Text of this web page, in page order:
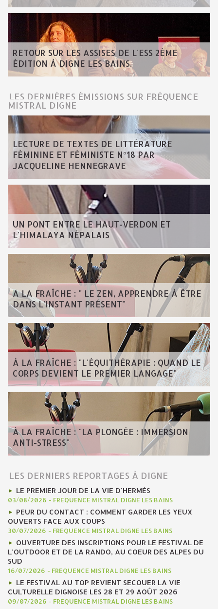
RETOUR SUR LES ASSISES DE L'ESS 2ÈME
ÉDITION À DIGNE LES BAINS.
LES DERNIÈRES ÉMISSIONS SUR FRÉQUENCE
MISTRAL DIGNE
LECTURE DE TEXTES DE LITTÉRATURE
FÉMININE ET FÉMINISTE N°18 PAR
JACQUELINE HENNEGRAVE
UN PONT ENTRE LE HAUT-VERDON ET
L'HIMALAYA NÉPALAIS
A LA FRAÎCHE : " LE ZEN, APPRENDRE À ÊTRE
DANS L'INSTANT PRÉSENT"
À LA FRAÎCHE : "L'ÉQUITHÉRAPIE : QUAND LE
CORPS DEVIENT LE PREMIER LANGAGE"
À LA FRAÎCHE : "LA PLONGÉE : IMMERSION
ANTI-STRESS"
LES DERNIERS REPORTAGES À DIGNE
LE PREMIER JOUR DE LA VIE D'HERMÈS
03/08/2026 - FREQUENCE MISTRAL DIGNE LES BAINS
PEUR DU CONTACT : COMMENT GARDER LES YEUX
OUVERTS FACE AUX COUPS
30/07/2026 - FREQUENCE MISTRAL DIGNE LES BAINS
OUVERTURE DES INSCRIPTIONS POUR LE FESTIVAL DE
L'OUTDOOR ET DE LA RANDO, AU COEUR DES ALPES DU
SUD
16/07/2026 - FREQUENCE MISTRAL DIGNE LES BAINS
LE FESTIVAL AU TOP REVIENT SECOUER LA VIE
CULTURELLE DIGNOISE LES 28 ET 29 AOÛT 2026
09/07/2026 - FREQUENCE MISTRAL DIGNE LES BAINS